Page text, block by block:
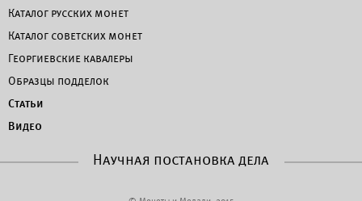
Каталог русских монет
Каталог советских монет
Георгиевские кавалеры
Образцы подделок
Статьи
Видео
Научная постановка дела